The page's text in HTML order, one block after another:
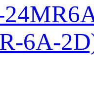
6A-